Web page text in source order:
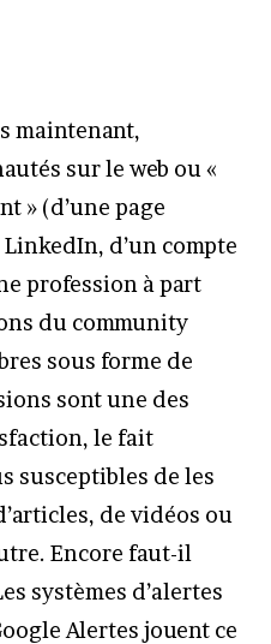
maintenant,
sur le web ou «
» (d’une page
d’un compte
profession à part
du community
sous forme de
sont une des
le fait
susceptibles de les
de vidéos ou
Encore faut-il
systèmes d’alertes
Alertes jouent ce